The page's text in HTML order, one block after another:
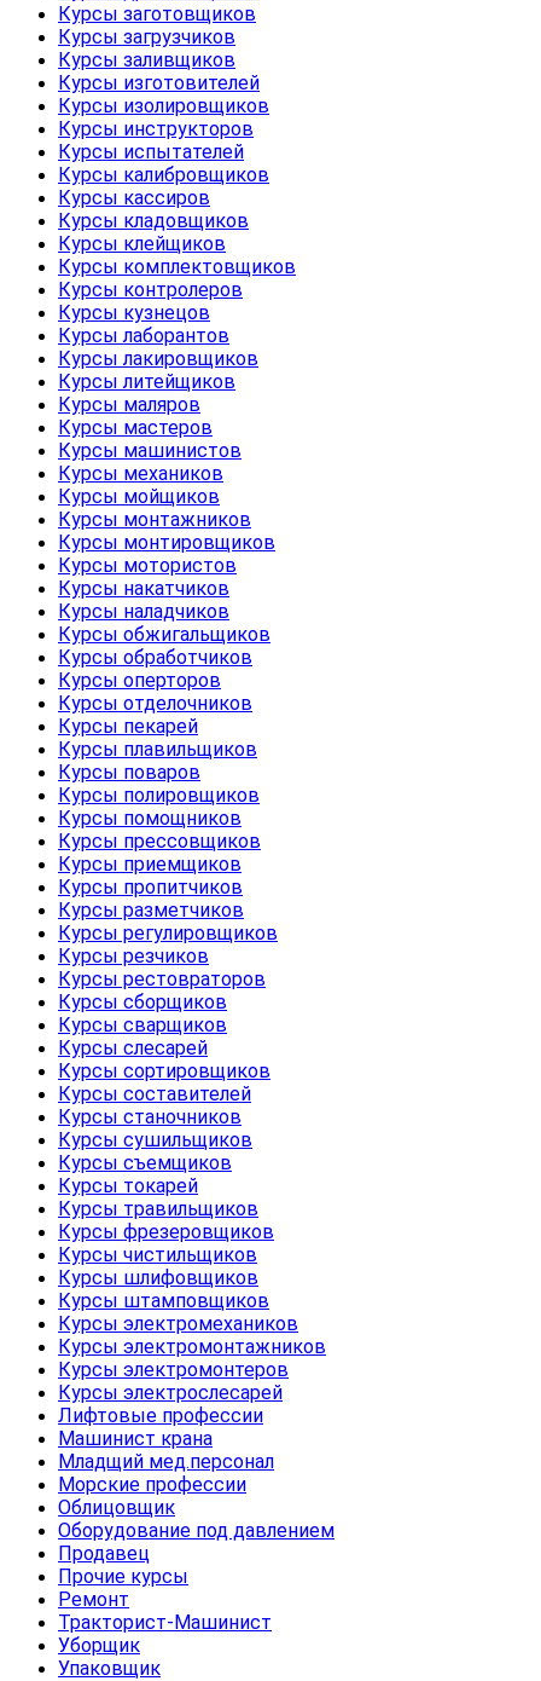
Курсы заготовщиков
Курсы загрузчиков
Курсы заливщиков
Курсы изготовителей
Курсы изолировщиков
Курсы инструкторов
Курсы испытателей
Курсы калибровщиков
Курсы кассиров
Курсы кладовщиков
Курсы клейщиков
Курсы комплектовщиков
Курсы контролеров
Курсы кузнецов
Курсы лаборантов
Курсы лакировщиков
Курсы литейщиков
Курсы маляров
Курсы мастеров
Курсы машинистов
Курсы механиков
Курсы мойщиков
Курсы монтажников
Курсы монтировщиков
Курсы мотористов
Курсы накатчиков
Курсы наладчиков
Курсы обжигальщиков
Курсы обработчиков
Курсы оперторов
Курсы отделочников
Курсы пекарей
Курсы плавильщиков
Курсы поваров
Курсы полировщиков
Курсы помощников
Курсы прессовщиков
Курсы приемщиков
Курсы пропитчиков
Курсы разметчиков
Курсы регулировщиков
Курсы резчиков
Курсы рестовраторов
Курсы сборщиков
Курсы сварщиков
Курсы слесарей
Курсы сортировщиков
Курсы составителей
Курсы станочников
Курсы сушильщиков
Курсы съемщиков
Курсы токарей
Курсы травильщиков
Курсы фрезеровщиков
Курсы чистильщиков
Курсы шлифовщиков
Курсы штамповщиков
Курсы электромехаников
Курсы электромонтажников
Курсы электромонтеров
Курсы электрослесарей
Лифтовые профессии
Машинист крана
Младщий мед.персонал
Морские профессии
Облицовщик
Оборудование под давлением
Продавец
Прочие курсы
Ремонт
Тракторист-Машинист
Уборщик
Упаковщик